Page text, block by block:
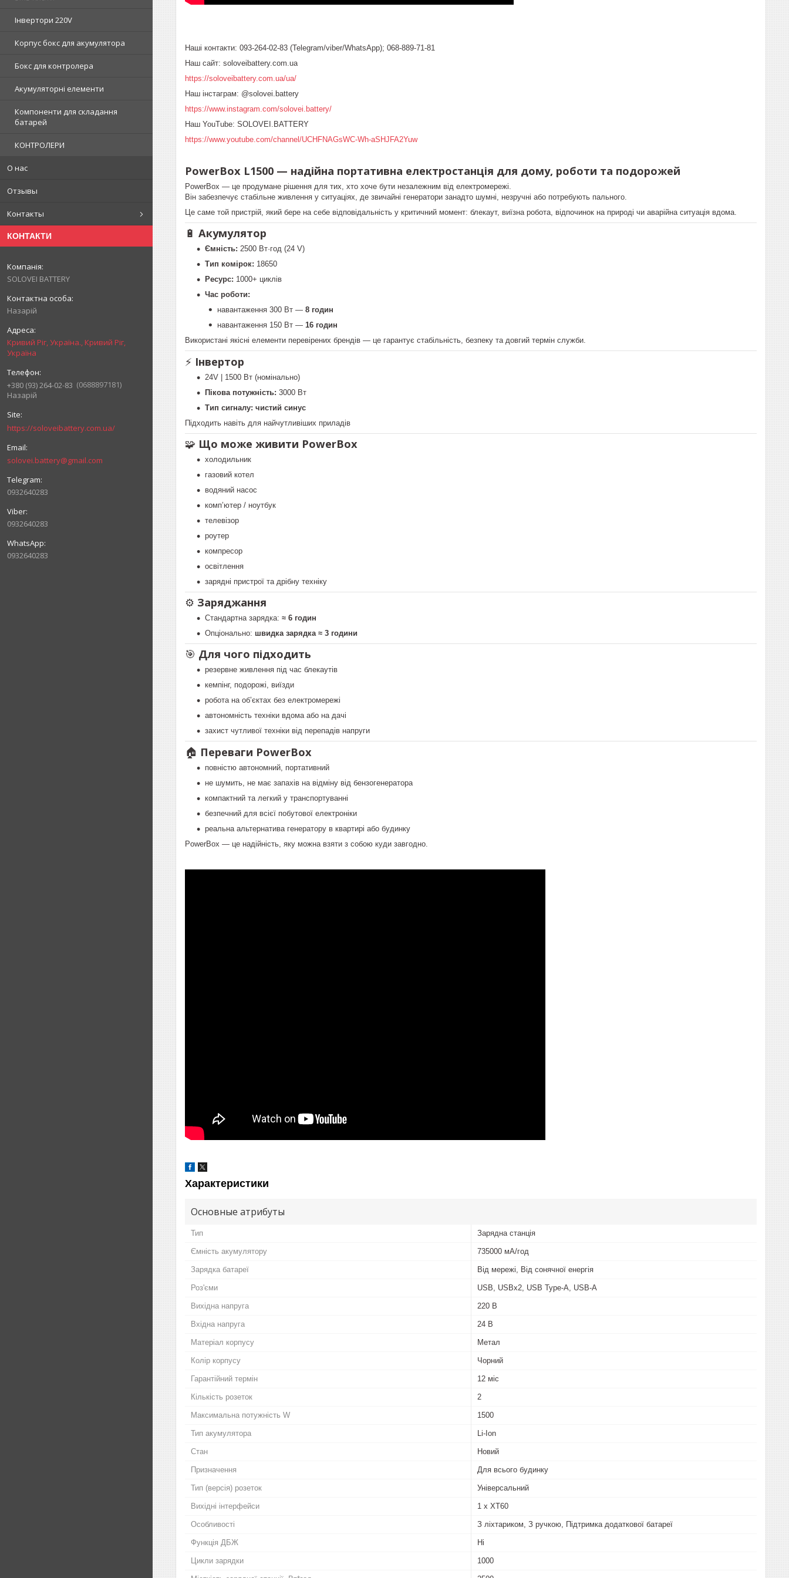
Інвертори 220V
Корпус бокс для акумулятора
Бокс для контролера
Акумуляторні елементи
Компоненти для складання
батарей
КОНТРОЛЕРИ
О нас
Отзывы
Контакты
КОНТАКТИ
SOLOVEI BATTERY
Назарій
Кривий Ріг, Україна., Кривий Ріг,
Україна
+380 (93) 264-02-83
0688897181
Назарій
https://soloveibattery.com.ua/
solovei.battery@gmail.com
0932640283
0932640283
0932640283
Наші контакти: 093-264-02-83 (Telegram/viber/WhatsApp); 068-889-71-81
Наш сайт: soloveibattery.com.ua
https://soloveibattery.com.ua/ua/
Наш інстаграм: @solovei.battery
https://www.instagram.com/solovei.battery/
Наш YouTube: SOLOVEI.BATTERY
https://www.youtube.com/channel/UCHFNAGsWC-Wh-aSHJFA2Yuw
PowerBox L1500 — надійна портативна електростанція для дому, роботи та подорожей
PowerBox — це продумане рішення для тих, хто хоче бути незалежним від електромережі.
Він забезпечує стабільне живлення у ситуаціях, де звичайні генератори занадто шумні, незручні або потребують пального.
Це саме той пристрій, який бере на себе відповідальність у критичний момент: блекаут, виїзна робота, відпочинок на природі чи аварійна ситуація вдома.
🔋 Акумулятор
Ємність: 2500 Вт·год (24 V)
Тип комірок: 18650
Ресурс: 1000+ циклів
Час роботи:
навантаження 300 Вт — 8 годин
навантаження 150 Вт — 16 годин
Використані якісні елементи перевірених брендів — це гарантує стабільність, безпеку та довгий термін служби.
⚡️ Інвертор
24V | 1500 Вт (номінально)
Пікова потужність: 3000 Вт
Тип сигналу: чистий синус
Підходить навіть для найчутливіших приладів
🧩 Що може живити PowerBox
холодильник
газовий котел
водяний насос
комп’ютер / ноутбук
телевізор
роутер
компресор
освітлення
зарядні пристрої та дрібну техніку
⚙️ Заряджання
Стандартна зарядка: ≈ 6 годин
Опціонально: швидка зарядка ≈ 3 години
🎯 Для чого підходить
резервне живлення під час блекаутів
кемпінг, подорожі, виїзди
робота на об’єктах без електромережі
автономність техніки вдома або на дачі
захист чутливої техніки від перепадів напруги
🏠 Переваги PowerBox
повністю автономний, портативний
не шумить, не має запахів на відміну від бензогенератора
компактний та легкий у транспортуванні
безпечний для всієї побутової електроніки
реальна альтернатива генератору в квартирі або будинку
PowerBox — це надійність, яку можна взяти з собою куди завгодно.
Характеристики
Основные атрибуты
Тип Зарядна станція
Ємність акумулятору 735000 мА/год
Зарядка батареї Від мережі, Від сонячної енергія
Роз'єми USB, USBx2, USB Type-A, USB-A
Вихідна напруга 220 В
Вхідна напруга 24 В
Матеріал корпусу Метал
Колір корпусу Чорний
Гарантійний термін 12 міс
Кількість розеток 2
Максимальна потужність W 1500
Тип акумулятора Li-Ion
Стан Новий
Призначення Для всього будинку
Тип (версія) розеток Універсальний
Вихідні інтерфейси 1 x XT60
Особливості З ліхтариком, З ручкою, Підтримка додаткової батареї
Функція ДБЖ Ні
Цикли зарядки 1000